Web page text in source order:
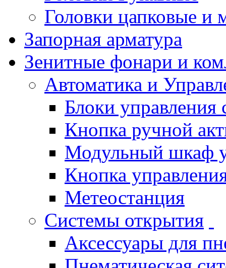
Головки цапковые и
Запорная арматура
Зенитные фонари и
Автоматика и
Блоки
Кнопка ручной
Модульный шкаф
Кнопка
Метеостанция
Системы открытия
Аксессуары для